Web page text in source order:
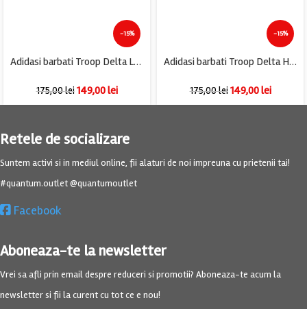
-15%
Adidasi barbati Troop Delta Low, imitatie de piele, alb bleumarin
175,00lei 149,00lei
-15%
Adidasi barbati Troop Delta High, imitatie de piele, alb albastru
175,00lei 149,00lei
Retele de socializare
Suntem activi si in mediul online, fii alaturi de noi impreuna cu prietenii tai!
#quantum.outlet @quantumoutlet
Facebook
Aboneaza-te la newsletter
Vrei sa afli prin email despre reduceri si promotii? Aboneaza-te acum la
newsletter si fii la curent cu tot ce e nou!